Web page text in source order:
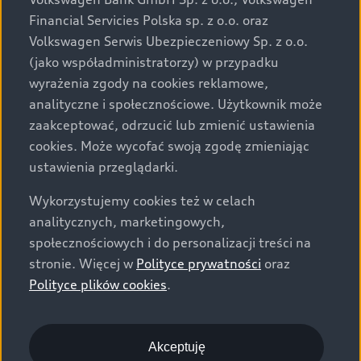
za dopłatą. Wiążące ustalenie ceny, wyposażenia i
specyfikacji pojazdu następują w umowie sprzedaży, a
określenie parametrów technicznych zawiera
świadectwo homologacji typu pojazdu. Zastrzegamy
sobie prawo do zmian i pomyłek. Wszelkie informacje
prezentowane na stronie są aktualne na dzień ich
zamieszczania. W celu uzyskania najnowszych
informacji prosimy kontaktować się z Partnerem Marki
Audi.
Wszystkie produkowane obecnie samochody marki Audi
są wykonywane z materiałów spełniających pod
względem możliwości odzysku i recyklingu wymagania
określone w normie ISO 22628 i są zgodne z
europejskimi świadectwami homologacji wydanymi wg
o.o. podlega obowiązkowi zapewnienia wszystkim
użytkownikom samochodów marki Volkswagen sieci
Financial Servicies Polska sp. z o.o. oraz
Volkswagen Serwis Ubezpieczeniowy Sp. z o.o.
(jako współadministratorzy) w przypadku
wyrażenia zgody na cookies reklamowe,
analityczne i społecznościowe. Użytkownik może
zaakceptować, odrzucić lub zmienić ustawienia
cookies. Może wycofać swoją zgodę zmieniając
ustawienia przeglądarki.
Wykorzystujemy cookies też w celach
analitycznych, marketingowych,
społecznościowych i do personalizacji treści na
stronie. Więcej w Polityce prywatności oraz
Polityce plików cookies.
Akceptuję